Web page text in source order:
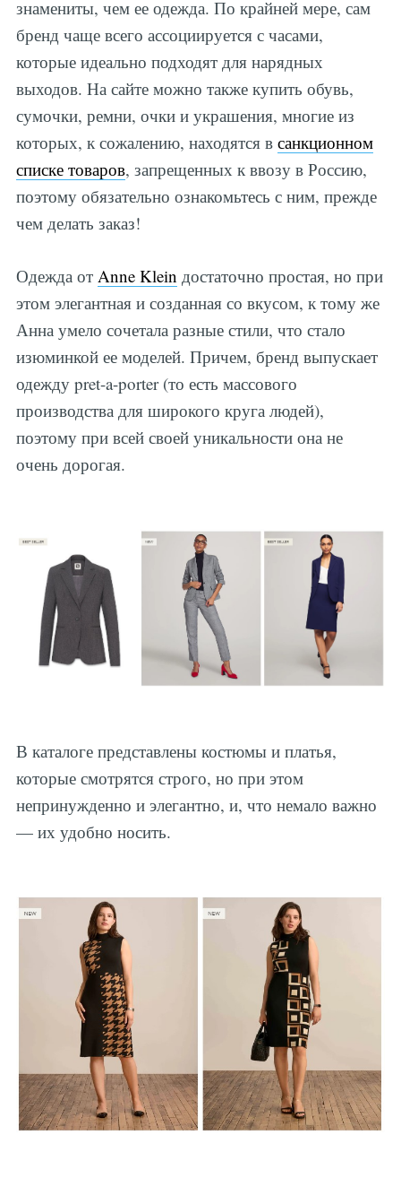
знамениты, чем ее одежда. По крайней мере, сам
бренд чаще всего ассоциируется с часами,
которые идеально подходят для нарядных
выходов. На сайте можно также купить обувь,
сумочки, ремни, очки и украшения, многие из
которых, к сожалению, находятся в санкционном
списке товаров, запрещенных к ввозу в Россию,
поэтому обязательно ознакомьтесь с ним, прежде
чем делать заказ!
Одежда от Anne Klein достаточно простая, но при
этом элегантная и созданная со вкусом, к тому же
Анна умело сочетала разные стили, что стало
изюминкой ее моделей. Причем, бренд выпускает
одежду pret-a-porter (то есть массового
производства для широкого круга людей),
поэтому при всей своей уникальности она не
очень дорогая.
В каталоге представлены костюмы и платья,
которые смотрятся строго, но при этом
непринужденно и элегантно, и, что немало важно
— их удобно носить.